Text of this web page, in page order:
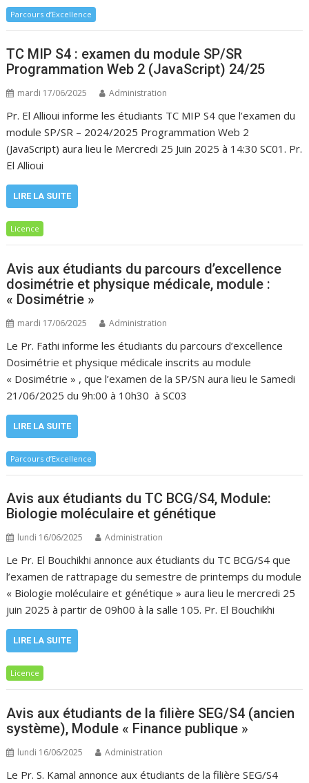
Parcours d’Excellence
TC MIP S4 : examen du module SP/SR
Programmation Web 2 (JavaScript) 24/25
mardi 17/06/2025 Administration
Pr. El Allioui informe les étudiants TC MIP S4 que l’examen du
module SP/SR – 2024/2025 Programmation Web 2
(JavaScript) aura lieu le Mercredi 25 Juin 2025 à 14:30 SC01. Pr.
El Allioui
LIRE LA SUITE
Licence
Avis aux étudiants du parcours d’excellence
dosimétrie et physique médicale, module :
« Dosimétrie »
mardi 17/06/2025 Administration
Le Pr. Fathi informe les étudiants du parcours d’excellence
Dosimétrie et physique médicale inscrits au module
« Dosimétrie » , que l’examen de la SP/SN aura lieu le Samedi
21/06/2025 du 9h:00 à 10h30 à SC03
LIRE LA SUITE
Parcours d’Excellence
Avis aux étudiants du TC BCG/S4, Module:
Biologie moléculaire et génétique
lundi 16/06/2025 Administration
Le Pr. El Bouchikhi annonce aux étudiants du TC BCG/S4 que
l’examen de rattrapage du semestre de printemps du module
« Biologie moléculaire et génétique » aura lieu le mercredi 25
juin 2025 à partir de 09h00 à la salle 105. Pr. El Bouchikhi
LIRE LA SUITE
Licence
Avis aux étudiants de la filière SEG/S4 (ancien
système), Module « Finance publique »
lundi 16/06/2025 Administration
Le Pr. S. Kamal annonce aux étudiants de la filière SEG/S4